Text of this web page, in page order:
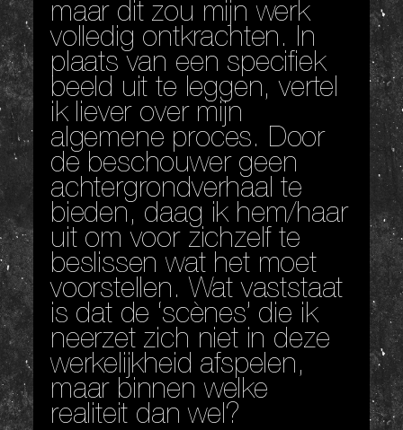
maar dit zou mijn werk
volledig ontkrachten. In
plaats van een specifiek
beeld uit te leggen, vertel
ik liever over mijn
algemene proces. Door
de beschouwer geen
achtergrondverhaal te
bieden, daag ik hem/haar
uit om voor zichzelf te
beslissen wat het moet
voorstellen. Wat vaststaat
is dat de ‘scènes’ die ik
neerzet zich niet in deze
werkelijkheid afspelen,
maar binnen welke
realiteit dan wel?